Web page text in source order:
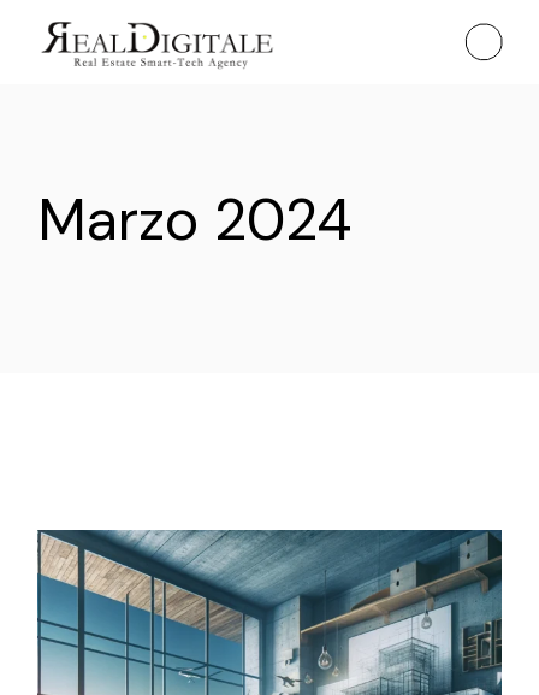
Marzo 2024